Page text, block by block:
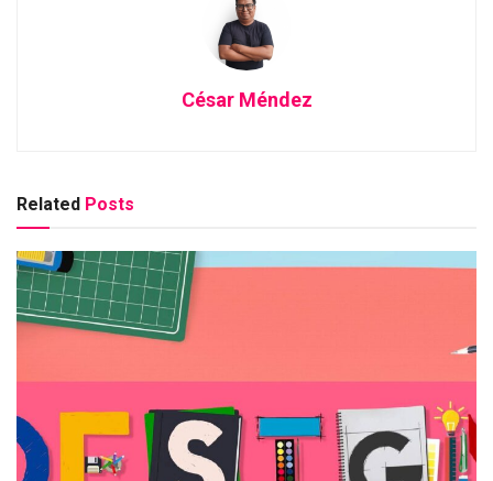
César Méndez
Related Posts